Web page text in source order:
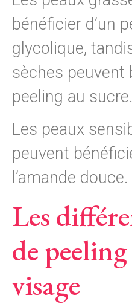
bénéficier d’un
glycolique,
sèches peuvent
peeling au sucre.
Les peaux
peuvent
l’amande douce.
Les
de
visage